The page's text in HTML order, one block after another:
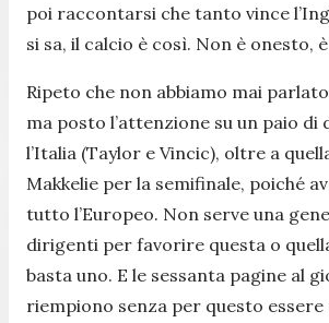
poi raccontarsi che tanto vince
si sa, il calcio è così. Non è onesto,
Ripeto che non abbiamo mai
ma posto l’attenzione su un paio di
l’Italia (Taylor e Vincic), oltre a
Makkelie per la semifinale, poiché
tutto l’Europeo. Non serve una
dirigenti per favorire questa o
basta uno. E le sessanta pagine al
riempiono senza per questo essere